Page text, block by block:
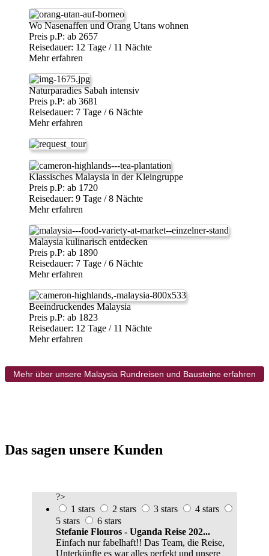
Wo Nasenaffen und Orang Utans wohnen
Preis p.P: ab 2657
Reisedauer: 12 Tage / 11 Nächte
Mehr erfahren
Naturparadies Sabah intensiv
Preis p.P: ab 3681
Reisedauer: 7 Tage / 6 Nächte
Mehr erfahren
Klassisches Malaysia in der Kleingruppe
Preis p.P: ab 1720
Reisedauer: 9 Tage / 8 Nächte
Mehr erfahren
Malaysia kulinarisch entdecken
Preis p.P: ab 1890
Reisedauer: 7 Tage / 6 Nächte
Mehr erfahren
Beeindruckendes Malaysia
Preis p.P: ab 1823
Reisedauer: 12 Tage / 11 Nächte
Mehr erfahren
Mehr über unsere Malaysia Rundreisen und Bausteine erfahren
Das sagen unsere Kunden
?>
1 stars
2 stars 3 stars
4 stars
5 stars
6 stars
Stefanie Flouros - Uganda Reise 202...
Einfach nur fabelhaft!! Das Team, die Reise,
Unterkünfte es war alles perfekt und unsere